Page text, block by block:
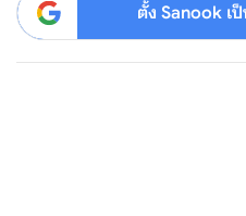
ตั้ง Sanook เ